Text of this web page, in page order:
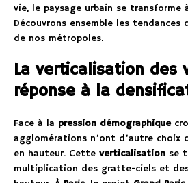
vie, le paysage urbain se transforme
Découvrons ensemble les tendances
de nos métropoles.
La verticalisation des
réponse à la
Face à la pression démographique
agglomérations n’ont d’autre choix
en hauteur. Cette verticalisation se
multiplication des gratte-ciels et